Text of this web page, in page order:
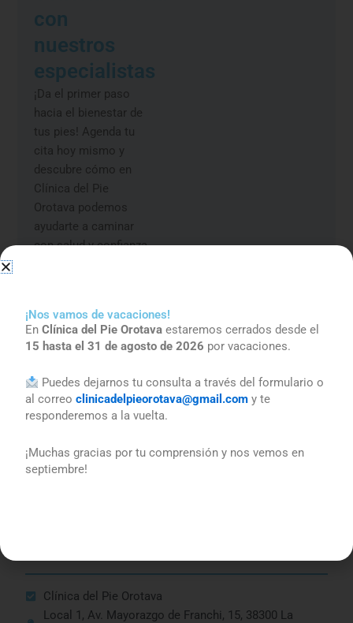
con
nuestros
especialistas
¡Da el primer paso
hacia el bienestar de
tus pies! Agenda tu
cita hoy mismo y
descubre cómo en
Clínica del Pie
Orotava podemos
ayudarte a caminar
con salud y confianza.
cita
Clínica del Pie Orotava
Local 1, Av. Mayorazgo de Franchi, 15, 38300 La
¡Nos vamos de vacaciones!
EnClínica del Pie Orotava estaremos cerrados desde el
15 hasta el 31 de agosto de 2026 por vacaciones.
Puedes dejarnos tu consulta a través del formulario o
al correoclinicadelpieorotava@gmail.com y te
responderemos a la vuelta.
¡Muchas gracias por tu comprensión y nos vemos en
septiembre!